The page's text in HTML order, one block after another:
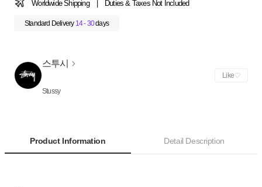
Worldwide Shipping Duties & Taxes Not Included
Standard Delivery 14 - 30days
스투시
Stussy
Like
Product Information Detail Description